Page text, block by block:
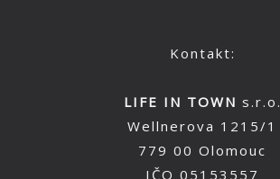
Kontakt:
LIFE IN TOWN s.r.o.
Wellnerova 1215/1
779 00 Olomouc
IČO 05153557